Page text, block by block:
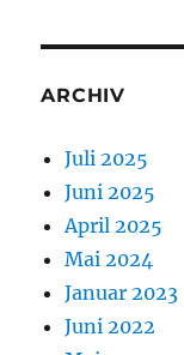
ARCHIV
Juli 2025
Juni 2025
April 2025
Mai 2024
Januar 2023
Juni 2022